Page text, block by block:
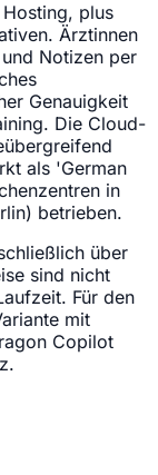
plus
Ärztinnen
Notizen per
Genauigkeit
Die Cloud-
als 'German
in
betrieben.
über
sind nicht
Für den
mit
Copilot